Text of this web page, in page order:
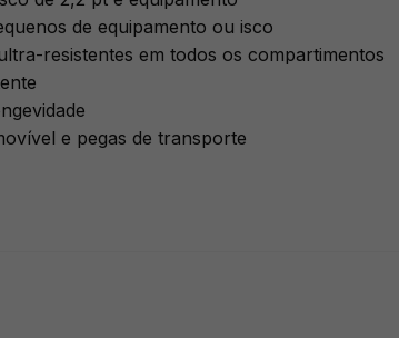
de equipamento ou isco
resistentes em todos os compartimentos
e pegas de transporte